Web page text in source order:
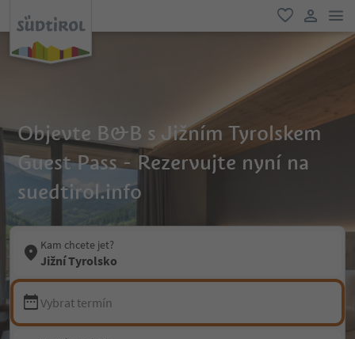
oblíbené
Objevte B&B s Jižním Tyrolskem
Guest Pass - Rezervujte nyní na
suedtirol.info
Kam chcete jet?
Jižní Tyrolsko
Vybrat termín